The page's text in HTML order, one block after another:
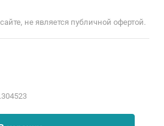
не является публичной офертой.